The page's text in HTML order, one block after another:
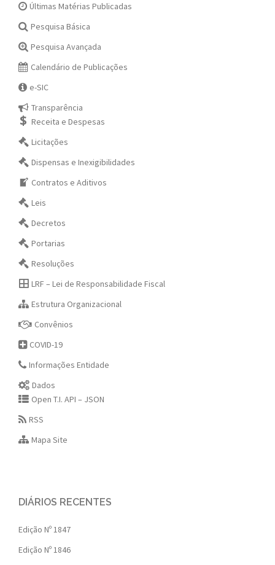
Últimas Matérias Publicadas
Pesquisa Básica
Pesquisa Avançada
Calendário de Publicações
e-SIC
Transparência
Receita e Despesas
Licitações
Dispensas e Inexigibilidades
Contratos e Aditivos
Leis
Decretos
Portarias
Resoluções
LRF – Lei de Responsabilidade Fiscal
Estrutura Organizacional
Convênios
COVID-19
Informações Entidade
Dados
Open T.I. API – JSON
RSS
Mapa Site
DIÁRIOS RECENTES
Edição Nº 1847
Edição Nº 1846